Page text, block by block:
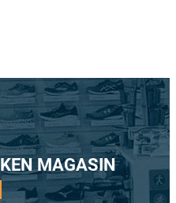
MAGASIN